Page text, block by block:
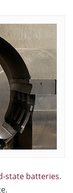
state batteries.